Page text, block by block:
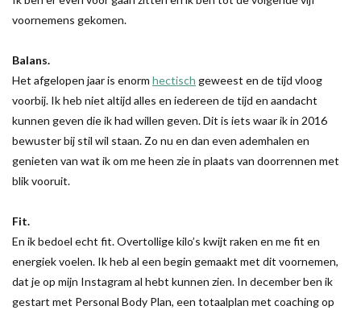
voornemens gekomen.
Balans.
Het afgelopen jaar is enorm hectisch geweest en de tijd vloog
voorbij. Ik heb niet altijd alles en iedereen de tijd en aandacht
kunnen geven die ik had willen geven. Dit is iets waar ik in 2016
bewuster bij stil wil staan. Zo nu en dan even ademhalen en
genieten van wat ik om me heen zie in plaats van doorrennen met
blik vooruit.
Fit.
En ik bedoel echt fit. Overtollige kilo’s kwijt raken en me fit en
energiek voelen. Ik heb al een begin gemaakt met dit voornemen,
dat je op mijn Instagram al hebt kunnen zien. In december ben ik
gestart met Personal Body Plan, een totaalplan met coaching op